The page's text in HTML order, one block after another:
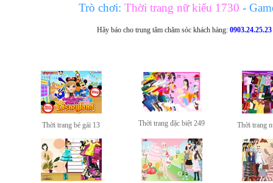
Trò chơi: Thời trang nữ kiểu 1730 -
Hãy báo cho trung tâm chăm sóc khách hàng:0903.24.25.23
Thời trang bé gái 13 Thời trang đặc biệt 249 Thời trang